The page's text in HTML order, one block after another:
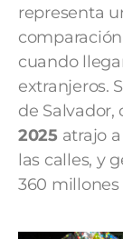
representa
cuando
extranjeros.
de Salvador,
2025 atrajo
las calles, y
360 millones